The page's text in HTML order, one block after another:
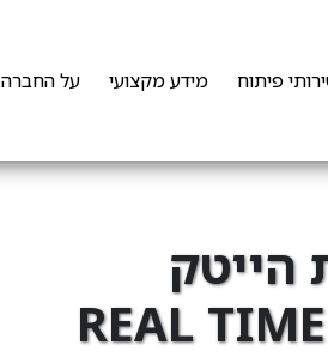
על החברה מידע מקצועי פיתוח
הייטק
REAL